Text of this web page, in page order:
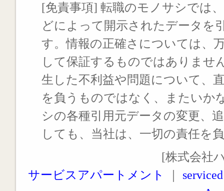
[免責事項] 転職のモノサシでは
どによって開示されたデータを
す。情報の正確さについては、
して保証するものではありませ
生した不利益や問題について、
を負うものではなく、またいか
シの各種引用元データの変更、
しても、当社は、一切の責任を
[株式会社
サービスアパートメント